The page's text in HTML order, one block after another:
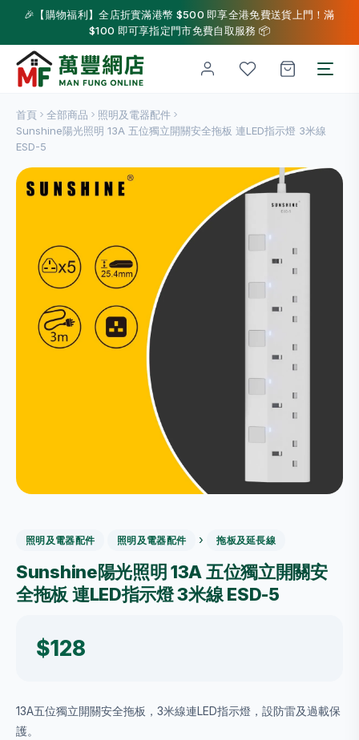
🎉【購物福利】全店折實滿港幣 $500 即享全港免費送貨上門！滿
$100 即可享指定門市免費自取服務 📦
首頁 全部商品
照明及電器配件
Sunshine陽光照明 13A 五位獨立開關安全拖板 連LED指示燈 3米線
ESD-5
照明及電器配件 照明及電器配件 › 拖板及延長線
Sunshine陽光照明 13A 五位獨立開關安
全拖板 連LED指示燈 3米線 ESD-5
$128
13A五位獨立開關安全拖板，3米線連LED指示燈，設防雷及過載保
護。